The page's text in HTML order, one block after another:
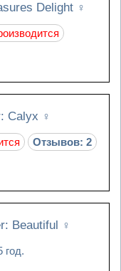
Delight ♀
Calyx ♀
Отзывов: 2
Beautiful ♀
год.